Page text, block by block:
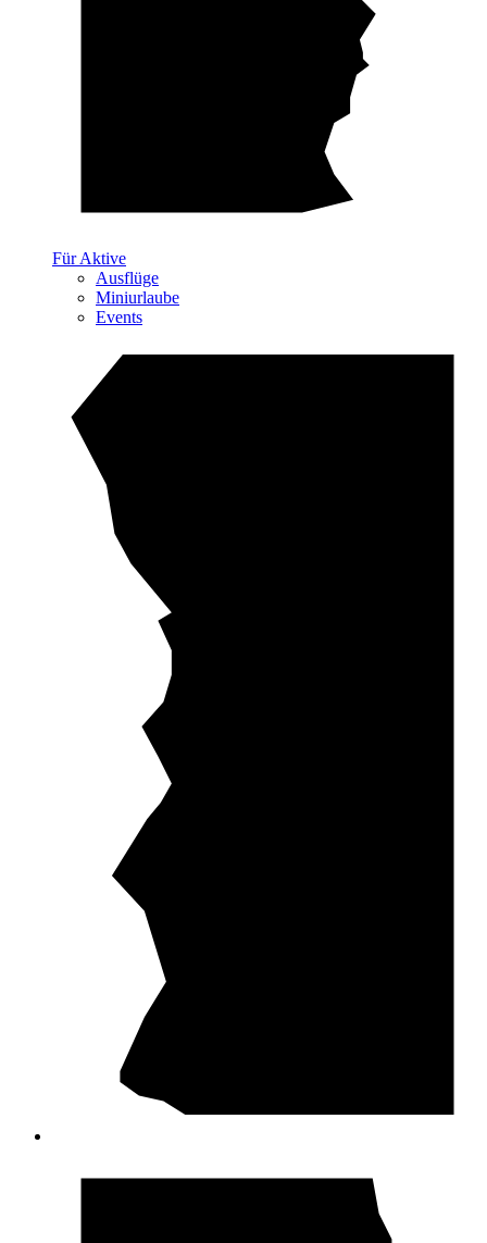
Für Aktive
Ausflüge
Miniurlaube
Events